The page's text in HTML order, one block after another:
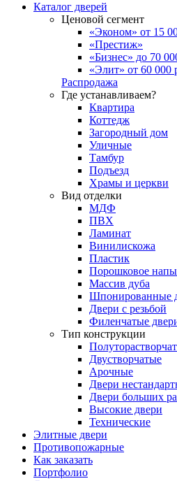
Каталог дверей
Ценовой сегмент
«Эконом» от 15
«Престиж»
«Бизнес» до 70
«Элит» от 60 000
Распродажа
Где устанавливаем?
Квартира
Коттедж
Загородный дом
Уличные
Тамбур
Подъезд
Храмы и церкви
Вид отделки
МДФ
ПВХ
Ламинат
Винилискожа
Пластик
Порошковое
Массив дуба
Шпонированные
Двери с резьбой
Филенчатые
Тип конструкции
Двустворчатые
Арочные
Двери
Двери больших
Высокие двери
Технические
Элитные двери
Противопожарные
Как заказать
Портфолио